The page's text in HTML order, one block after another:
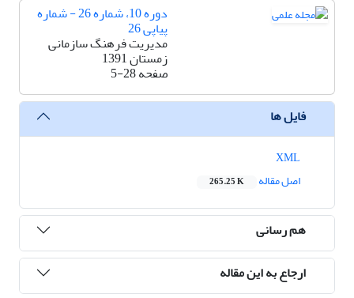
دوره 10، شماره 26 - شماره
پیاپی 26
مدیریت فرهنگ سازمانی
زمستان 1391
صفحه5-28
فایل ها
اصل مقاله
265.25 K
هم رسانی
ارجاع به این مقاله